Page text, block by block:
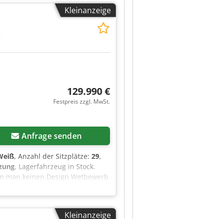
aber vorhanden. Auf
werden für den Rückbau zum
Kleinanzeige
129.990 €
Festpreis zzgl. MwSt.
Anfrage senden
, Anzahl der Sitzplätze: 29,
, Lagerfahrzeug in Stock.
man keinen Design Wetbewerb
Karosserie aus
bis zu 6600 kg. Leergewicht
-
Kleinanzeige